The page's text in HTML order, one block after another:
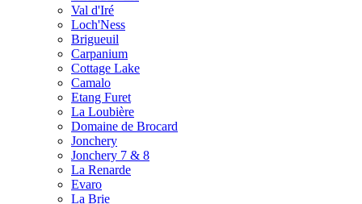
Val d'Iré
Loch'Ness
Brigueuil
Carpanium
Cottage Lake
Camalo
Etang Furet
La Loubière
Domaine de Brocard
Jonchery
Jonchery 7 & 8
La Renarde
Evaro
La Brie